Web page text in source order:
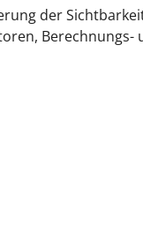
der
Berechnungs-